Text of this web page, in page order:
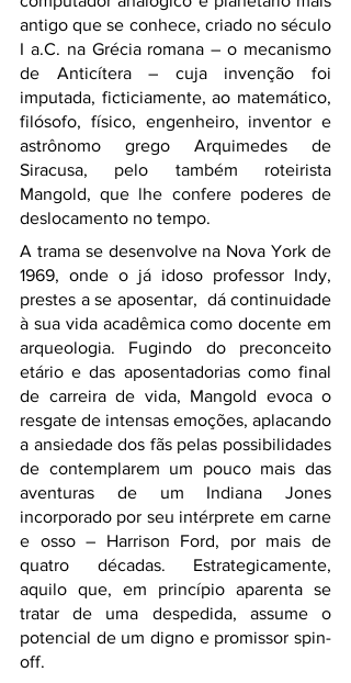
antigo que se conhece, criado no século
I a.C. na Grécia romana – o mecanismo
de Anticítera – cuja invenção foi
imputada, ficticiamente, ao matemático,
filósofo, físico, engenheiro, inventor e
astrônomo grego Arquimedes de
Siracusa, pelo também roteirista
Mangold, que lhe confere poderes de
deslocamento no tempo.
A trama se desenvolve na Nova York de
1969, onde o já idoso professor Indy,
prestes a se aposentar,  dá continuidade
à sua vida acadêmica como docente em
arqueologia. Fugindo do preconceito
etário e das aposentadorias como final
de carreira de vida, Mangold evoca o
resgate de intensas emoções, aplacando
a ansiedade dos fãs pelas possibilidades
de contemplarem um pouco mais das
aventuras de um Indiana Jones
incorporado por seu intérprete em carne
e osso – Harrison Ford, por mais de
quatro décadas. Estrategicamente,
aquilo que, em princípio aparenta se
tratar de uma despedida, assume o
potencial de um digno e promissor spin-
off.